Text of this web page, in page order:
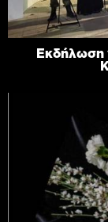
Εκδήλωση